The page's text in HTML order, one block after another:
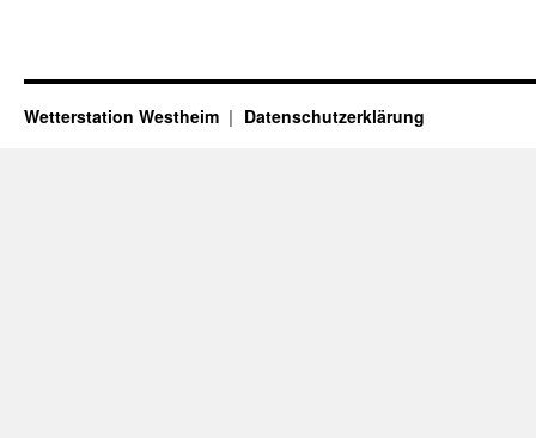
Wetterstation Westheim Datenschutzerklärung